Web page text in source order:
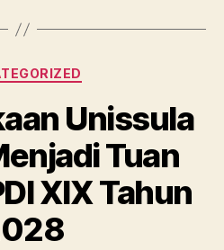
Categories
Unissula
Tuan
XIX Tahun